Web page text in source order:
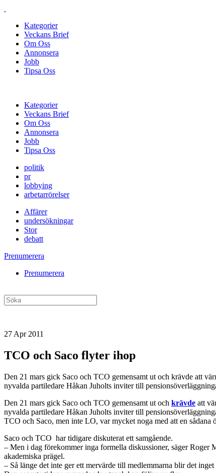
Kategorier
Veckans Brief
Om Oss
Annonsera
Jobb
Tipsa Oss
Kategorier
Veckans Brief
Om Oss
Annonsera
Jobb
Tipsa Oss
politik
pr
lobbying
arbetarrörelser
Affärer
undersökningar
Stor
debatt
Prenumerera
Prenumerera
27 Apr 2011
TCO och Saco flyter ihop
Den 21 mars gick Saco och TCO gemensamt ut och krävde att
nyvalda partiledare Håkan Juholts inviter till
Den 21 mars gick Saco och TCO gemensamt ut och krävde att
nyvalda partiledare Håkan Juholts inviter till
TCO och Saco, men inte LO, var mycket noga med att en sådana
Saco och TCO har tidigare diskuterat ett samgående.
– Men i dag förekommer inga formella diskussioner, säger
akademiska prägel.
– Så länge det inte ger ett mervärde till medlemmarna blir det